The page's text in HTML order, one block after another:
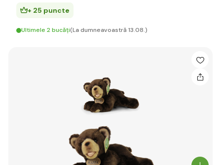
+ 25 puncte
Ultimele 2 bucăți(La dumneavoastră 13.08.)